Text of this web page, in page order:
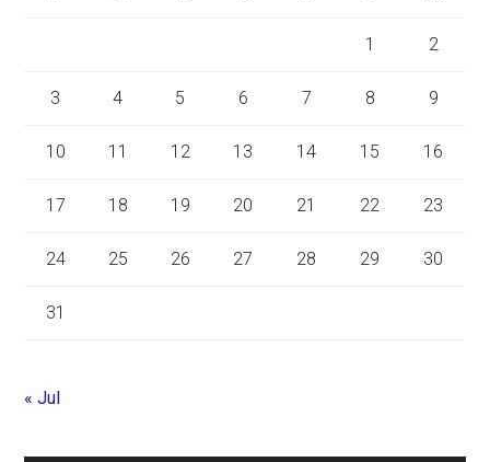
1 2
3 4 5 6 7 8 9
10 11 12 13 14 15 16
17 18 19 20 21 22 23
24 25 26 27 28 29 30
31
« Jul